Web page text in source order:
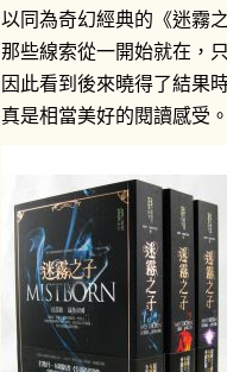
以同為奇幻經典的《迷霧
那些線索從一開始就在，
因此看到後來曉得了結果
真是相當美好的閱讀感受。